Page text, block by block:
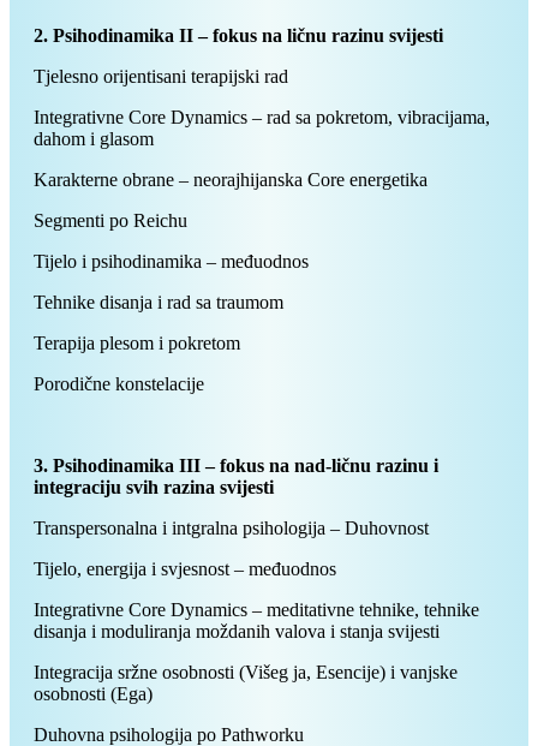
2. Psihodinamika II – fokus na ličnu razinu svijesti
Tjelesno orijentisani terapijski rad
Integrativne Core Dynamics – rad sa pokretom, vibracijama,
dahom i glasom
Karakterne obrane – neorajhijanska Core energetika
Segmenti po Reichu
Tijelo i psihodinamika – međuodnos
Tehnike disanja i rad sa traumom
Terapija plesom i pokretom
Porodične konstelacije
3. Psihodinamika III – fokus na nad-ličnu razinu i
integraciju svih razina svijesti
Transpersonalna i intgralna psihologija – Duhovnost
Tijelo, energija i svjesnost – međuodnos
Integrativne Core Dynamics – meditativne tehnike, tehnike
disanja i moduliranja moždanih valova i stanja svijesti
Integracija sržne osobnosti (Višeg ja, Esencije) i vanjske
osobnosti (Ega)
Duhovna psihologija po Pathworku